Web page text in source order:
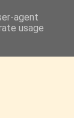
agent
usage